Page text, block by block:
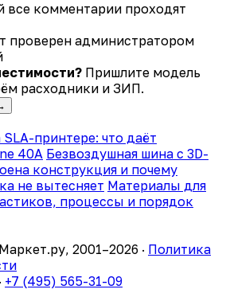
все комментарии проходят
проверен администратором
Пришлите модель
расходники и ЗИП.
принтере: что даёт
40A Безвоздушная шина с 3D-
конструкция и почему
не вытесняет Материалы для
процессы и порядок
2001–2026 · Политика
· +7 (495) 565-31-09